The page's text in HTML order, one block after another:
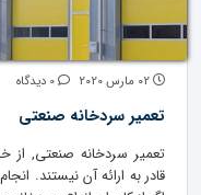
تعمیر سردخانه صنعتی
تعمیر سردخانه صنعتی, از
قادر به ارائه آن نیستند.